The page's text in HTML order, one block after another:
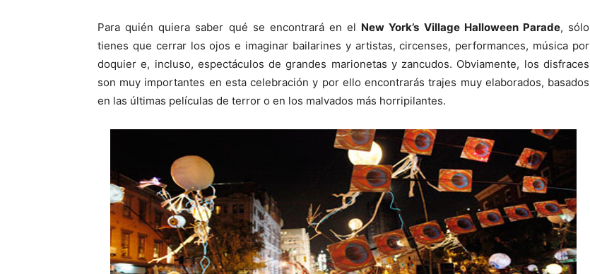
Para quién quiera saber qué se encontrará en el New York’s Village Halloween Parade, sólo
tienes que cerrar los ojos e imaginar bailarines y artistas, circenses, performances, música por
doquier e, incluso, espectáculos de grandes marionetas y zancudos. Obviamente, los disfraces
son muy importantes en esta celebración y por ello encontrarás trajes muy elaborados, basados
en las últimas películas de terror o en los malvados más horripilantes.